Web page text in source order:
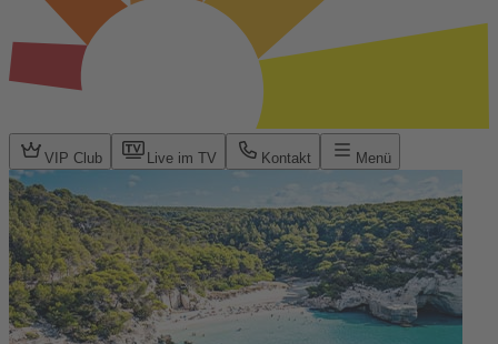
VIP Club Live im TV Kontakt Menü